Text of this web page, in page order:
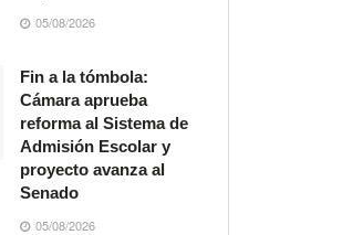
05/08/2026
Fin a la tómbola:
Cámara aprueba
reforma al Sistema de
Admisión Escolar y
proyecto avanza al
Senado
05/08/2026